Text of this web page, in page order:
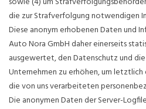
die zur Strafverfolgung notwendigen
Diese anonym erhobenen Daten und
Auto Nora GmbH daher einerseits
ausgewertet, den Datenschutz und
Unternehmen zu erhöhen, um
die von uns verarbeiteten
Die anonymen Daten der Server-